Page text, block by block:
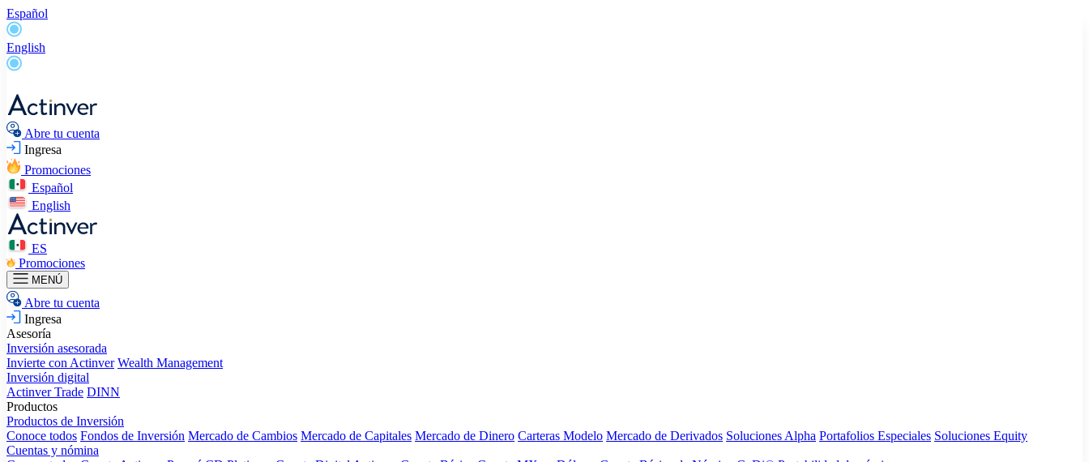
Español
English
Abre tu cuenta
Ingresa
Promociones
Español
English
ES
Promociones
MENÚ
Abre tu cuenta
Ingresa
Asesoría
Inversión asesorada
Invierte con Actinver Wealth Management
Inversión digital
Actinver Trade DINN
Productos
Productos de Inversión
Conoce todos Fondos de Inversión Mercado de Cambios Mercado de Capitales Mercado de Dinero Carteras Modelo Mercado de Derivados Soluciones Alpha Portafolios Especiales Soluciones Equity
Cuentas y nómina